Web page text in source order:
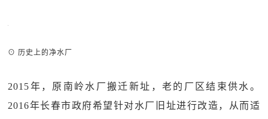
⊙ 历史上的净水厂
2015年，原南岭水厂搬迁新址，老的厂区结束供水。
2016年长春市政府希望针对水厂旧址进行改造，从而适